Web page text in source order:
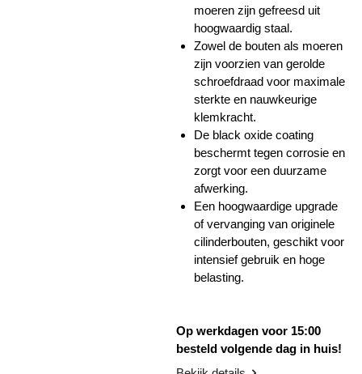
moeren zijn gefreesd uit
hoogwaardig staal.
Zowel de bouten als moeren
zijn voorzien van gerolde
schroefdraad voor maximale
sterkte en nauwkeurige
klemkracht.
De black oxide coating
beschermt tegen corrosie en
zorgt voor een duurzame
afwerking.
Een hoogwaardige upgrade
of vervanging van originele
cilinderbouten, geschikt voor
intensief gebruik en hoge
belasting.
Op werkdagen voor 15:00
besteld volgende dag in huis!